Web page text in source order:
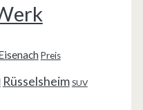
Preis
Rüsselsheim SUV